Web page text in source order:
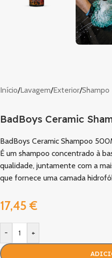
Início/Lavagem/Exterior/Shampo
BadBoys Ceramic
BadBoys Ceramic Shampoo
É um shampoo concentrado à
qualidade, juntamente com a
que fornece uma camada
17,45 €
- +